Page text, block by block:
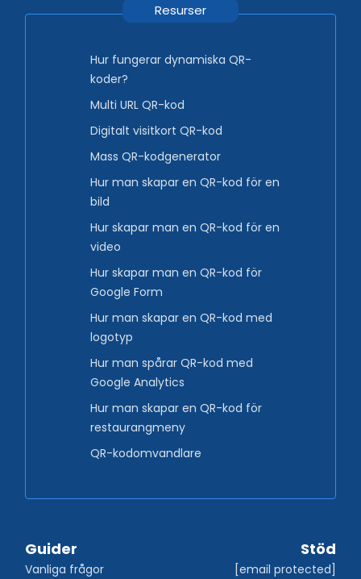
Resurser
Hur fungerar dynamiska QR-
koder?
Multi URL QR-kod
Digitalt visitkort QR-kod
Mass QR-kodgenerator
Hur man skapar en QR-kod för en
bild
Hur skapar man en QR-kod för en
video
Hur skapar man en QR-kod för
Google Form
Hur man skapar en QR-kod med
logotyp
Hur man spårar QR-kod med
Google Analytics
Hur man skapar en QR-kod för
restaurangmeny
QR-kodomvandlare
Guider
Vanliga frågor
Stöd
[email protected]